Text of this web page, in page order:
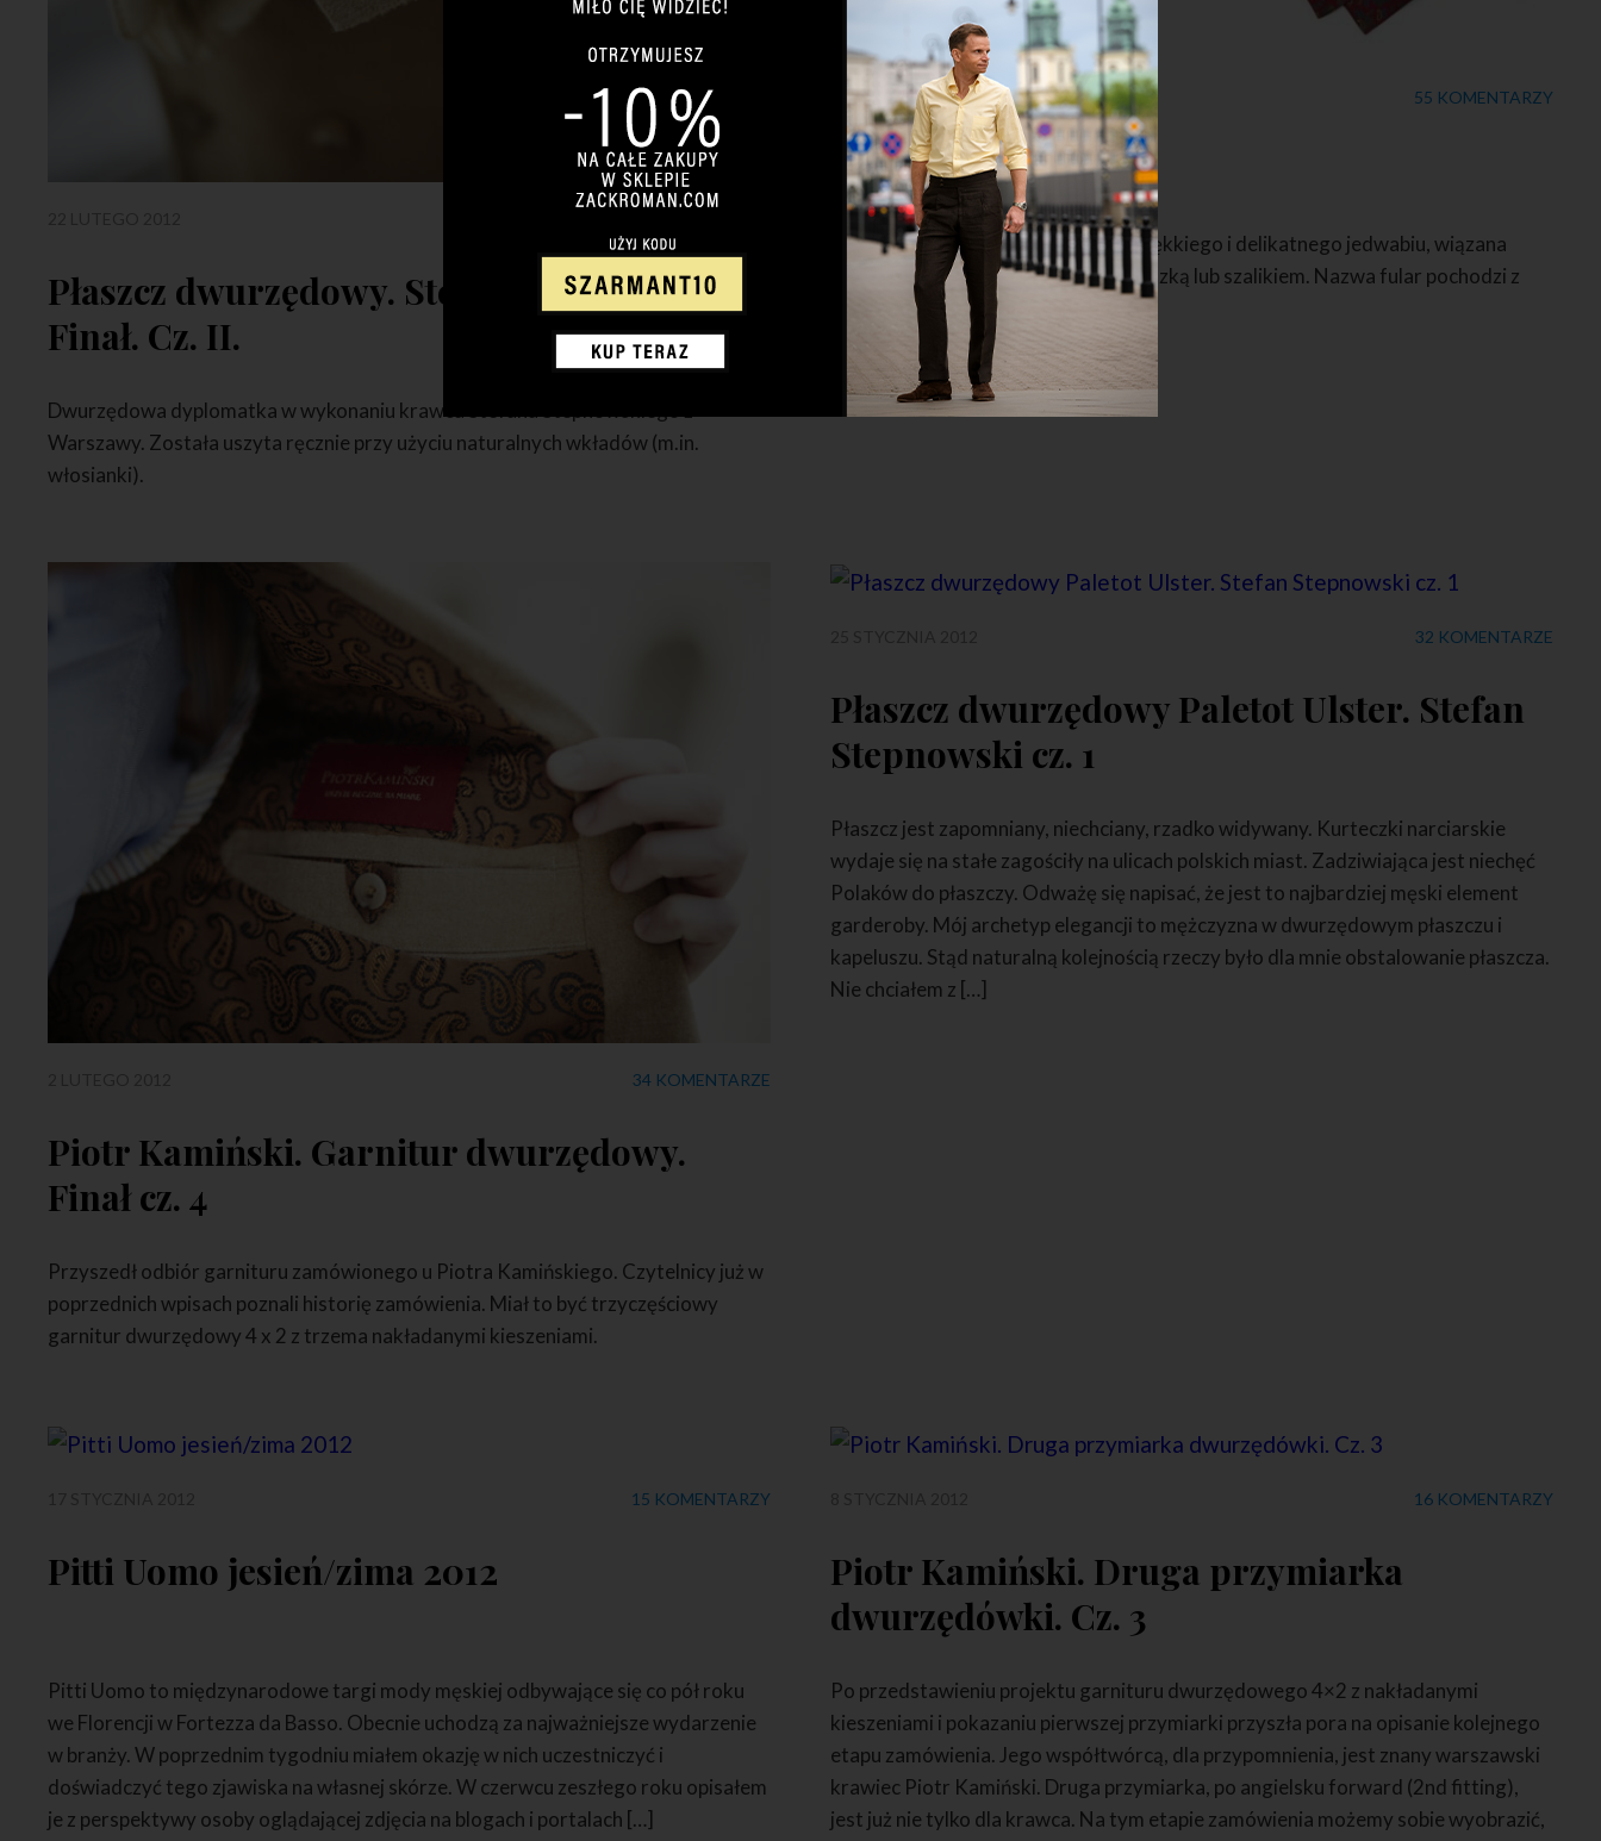
Płaszcz dwurzędowy. Stefan Stepnowski.
Finał. Cz. II.
Dwurzędowa dyplomatka w wykonaniu krawca Stefana Stepnowskiego z
Warszawy. Została uszyta ręcznie przy użyciu naturalnych wkładów (m.in.
włosianki).
14 LUTEGO 2012 55 KOMENTARZY
Fular – Rewolucja!
Fular to specjalna chusta z bardzo miękkiego i delikatnego jedwabiu, wiązana
wokół szyi. Nie mylić z trójkątną apaszką lub szalikiem. Nazwa fular pochodzi z
francuskiego foulard.
34 KOMENTARZE
Piotr Kamiński. Garnitur dwurzędowy.
Finał cz. 4
Przyszedł odbiór garnituru zamówionego u Piotra Kamińskiego. Czytelnicy już w
poprzednich wpisach poznali historię zamówienia. Miał to być trzyczęściowy
garnitur dwurzędowy 4 x 2 z trzema nakładanymi kieszeniami.
32 KOMENTARZE
Płaszcz dwurzędowy Paletot Ulster. Stefan
Stepnowski cz. 1
Płaszcz jest zapomniany, niechciany, rzadko widywany. Kurteczki narciarskie
wydaje się na stałe zagościły na ulicach polskich miast. Zadziwiająca jest niechęć
Polaków do płaszczy. Odważę się napisać, że jest to najbardziej męski element
garderoby. Mój archetyp elegancji to mężczyzna w dwurzędowym płaszczu i
kapeluszu. Stąd naturalną kolejnością rzeczy było dla mnie obstalowanie płaszcza.
Nie chciałem z […]
15 KOMENTARZY
Pitti Uomo jesień/zima 2012
Pitti Uomo to międzynarodowe targi mody męskiej odbywające się co pół roku
we Florencji w Fortezza da Basso. Obecnie uchodzą za najważniejsze wydarzenie
w branży. W poprzednim tygodniu miałem okazję w nich uczestniczyć i
doświadczyć tego zjawiska na własnej skórze. W czerwcu zeszłego roku opisałem
je z perspektywy osoby oglądającej zdjęcia na blogach i portalach […]
16 KOMENTARZY
Piotr Kamiński. Druga przymiarka
dwurzędówki. Cz. 3
Po przedstawieniu projektu garnituru dwurzędowego 4×2 z nakładanymi
kieszeniami i pokazaniu pierwszej przymiarki przyszła pora na opisanie kolejnego
etapu zamówienia. Jego współtwórcą, dla przypomnienia, jest znany warszawski
krawiec Piotr Kamiński. Druga przymiarka, po angielsku forward (2nd fitting),
jest już nie tylko dla krawca. Na tym etapie zamówienia możemy sobie wyobrazić,